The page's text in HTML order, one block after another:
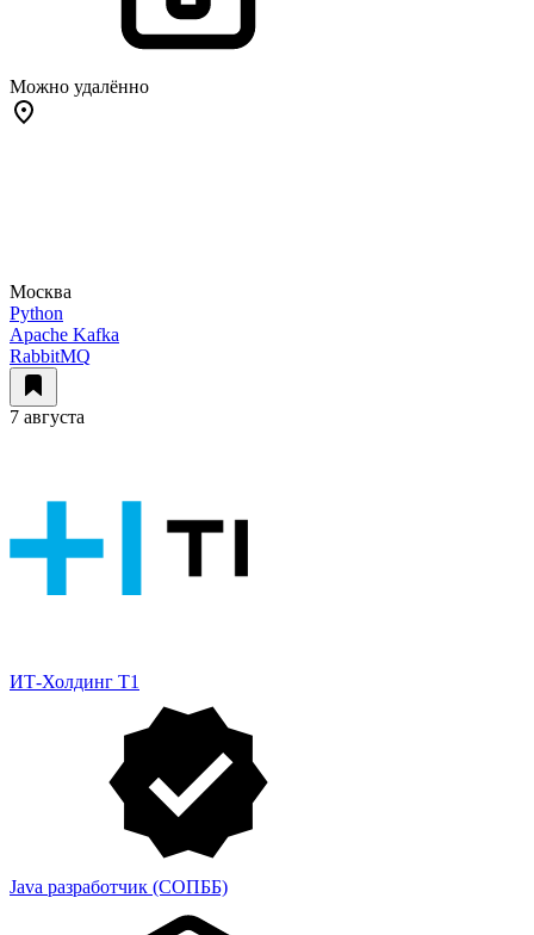
Можно удалённо
Москва
Python
Apache Kafka
RabbitMQ
7 августа
ИТ-Холдинг Т1
Java разработчик (СОПББ)